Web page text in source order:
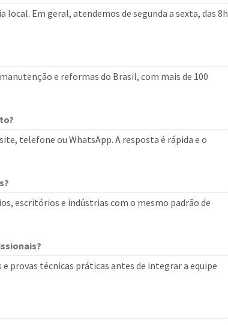
Em geral, atendemos de segunda a sexta, das 8h
e reformas do Brasil, com mais de 100
telefone ou WhatsApp. A resposta é rápida e o
escritórios e indústrias com o mesmo padrão de
provas técnicas práticas antes de integrar a equipe